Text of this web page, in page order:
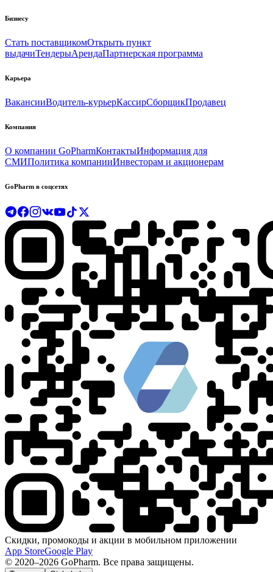
Бизнесу
Стать поставщикомОткрыть пункт
выдачиТендерыАрендаПартнерская программа
Карьера
ВакансииВодитель-курьерКассирСборщикПродавец
Компания
О компании GoPharmКонтактыИнформация для
СМИПолитика компанииИнвесторам и акционерам
GoPharm в соцсетях
Скидки, промокоды и акции в мобильном приложении
App StoreGoogle Play
© 2020–2026 GoPharm. Все права защищены.